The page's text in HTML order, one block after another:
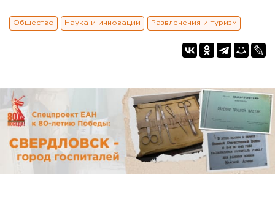
Общество Наука и инновации Развлечения и туризм